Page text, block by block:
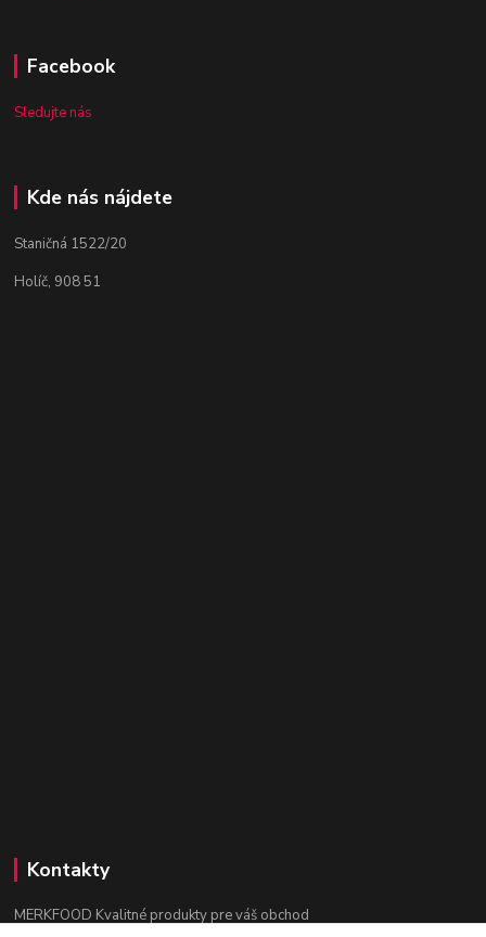
Facebook
Sledujte nás
Kde nás nájdete
Staničná 1522/20
Holíč, 908 51
Kontakty
MERKFOOD Kvalitné produkty pre váš obchod